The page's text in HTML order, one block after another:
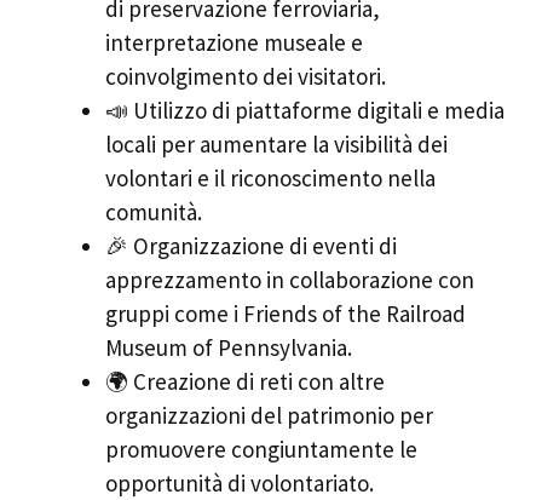
di preservazione ferroviaria,
interpretazione museale e
coinvolgimento dei visitatori.
📣 Utilizzo di piattaforme digitali e media
locali per aumentare la visibilità dei
volontari e il riconoscimento nella
comunità.
🎉 Organizzazione di eventi di
apprezzamento in collaborazione con
gruppi come i Friends of the Railroad
Museum of Pennsylvania.
🌍 Creazione di reti con altre
organizzazioni del patrimonio per
promuovere congiuntamente le
opportunità di volontariato.